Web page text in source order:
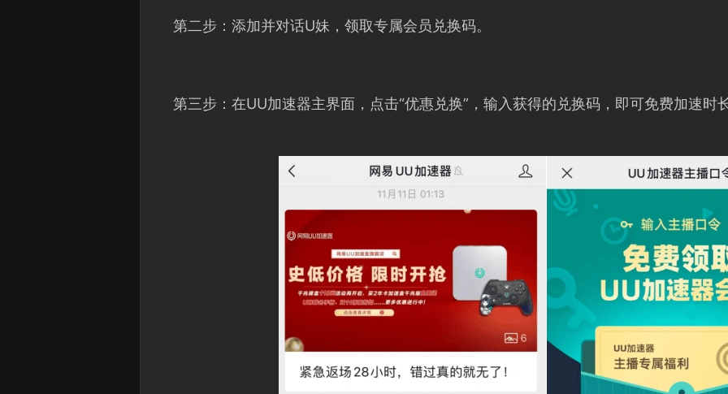
第二步：添加并对话U妹，领取专属会员兑换码。
第三步：在UU加速器主界面，点击“优惠兑换”，输入获得的兑换码，即可免费加速时